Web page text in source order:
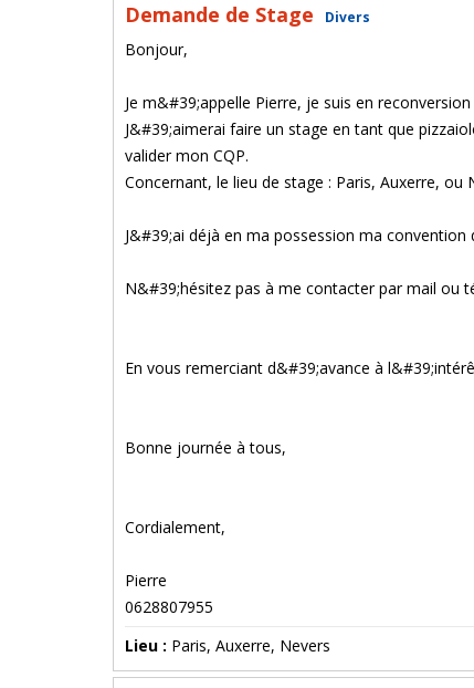
Demande de Stage Divers
Bonjour,
Je m&#39;appelle Pierre, je suis en
J&#39;aimerai faire un stage en tant que
valider mon CQP.
Concernant, le lieu de stage : Paris, Auxerre, ou
J&#39;ai déjà en ma possession ma convention
N&#39;hésitez pas à me contacter par mail ou
En vous remerciant d&#39;avance à
Bonne journée à tous,
Cordialement,
Pierre
0628807955
Lieu : Paris, Auxerre, Nevers